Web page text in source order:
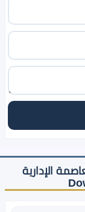
عن داون تاون مول 1 العاصمة الإدارية